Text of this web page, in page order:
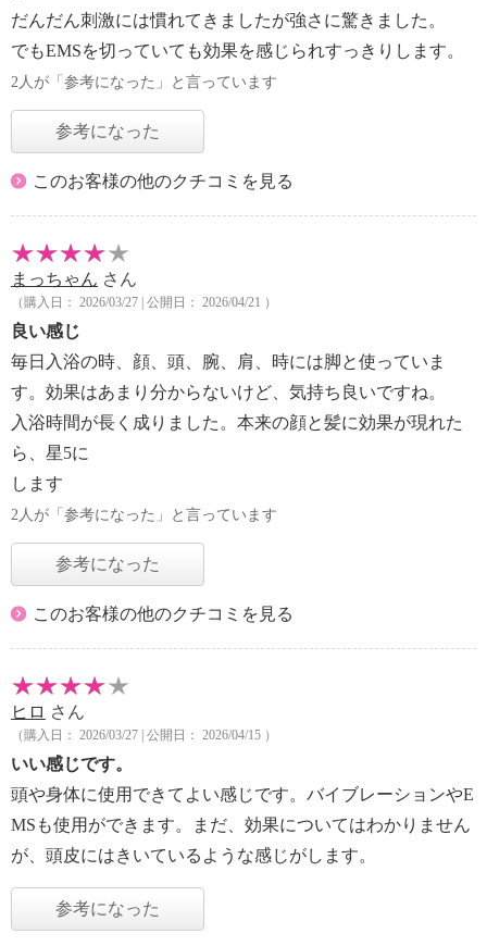
だんだん刺激には慣れてきましたが強さに驚きました。
でもEMSを切っていても効果を感じられすっきりします。
2人が「参考になった」と言っています
参考になった
このお客様の他のクチコミを見る
まっちゃん さん
（購入日： 2026/03/27 | 公開日： 2026/04/21 ）
良い感じ
毎日入浴の時、顔、頭、腕、肩、時には脚と使っていま
す。効果はあまり分からないけど、気持ち良いですね。
入浴時間が長く成りました。本来の顔と髪に効果が現れた
ら、星5に
します
2人が「参考になった」と言っています
参考になった
このお客様の他のクチコミを見る
ヒロ さん
（購入日： 2026/03/27 | 公開日： 2026/04/15 ）
いい感じです。
頭や身体に使用できてよい感じです。バイブレーションやE
MSも使用ができます。まだ、効果についてはわかりません
が、頭皮にはきいているような感じがします。
参考になった